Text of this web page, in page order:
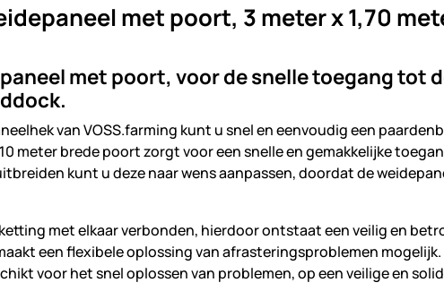
met poort, 3 meter x 1,70
met poort, voor de snelle toegang tot
van VOSS.farming kunt u snel en eenvoudig een
meter brede poort zorgt voor een snelle en gemakkelijke
kunt u deze naar wens aanpassen, doordat de
met elkaar verbonden, hierdoor ontstaat een veilig en
een flexibele oplossing van afrasteringsproblemen
voor het snel oplossen van problemen, op een veilige en